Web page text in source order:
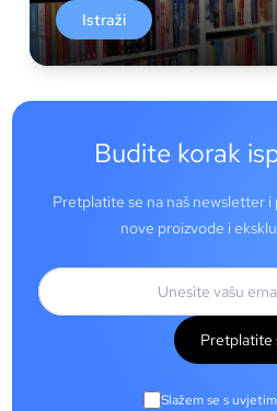
Istraži
Budite korak
Pretplatite se na naš newsletter i
nove proizvode i
Pretplatite
Slažem se s